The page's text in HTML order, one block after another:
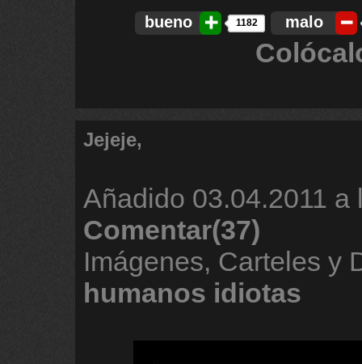
bueno 1182 malo
Jejeje,
Añadido 03.04.2011 a
Comentar(37)
Imágenes, Carteles y
humanos idiotas